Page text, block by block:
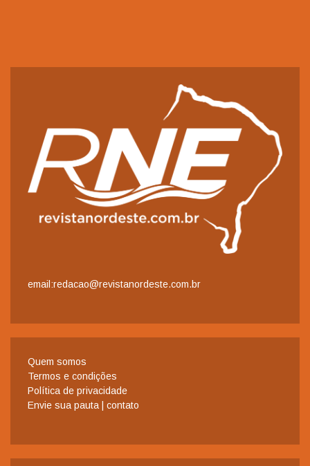
email:redacao@revistanordeste.com.br
Quem somos
Termos e condições
Política de privacidade
Envie sua pauta | contato